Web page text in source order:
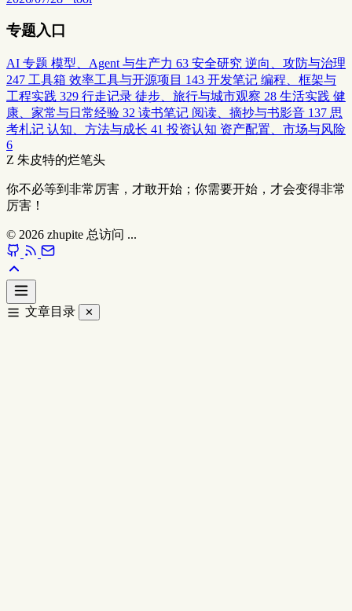
专题入口
AI 专题 模型、Agent 与生产力 63 安全研究 逆向、攻防与治理
247 工具箱 效率工具与开源项目 143 开发笔记 编程、框架与
工程实践 329 行走记录 徒步、旅行与城市观察 28 生活实践 健
康、家常与日常经验 32 读书笔记 阅读、摘抄与书影音 137 思
考札记 认知、方法与成长 41 投资认知 资产配置、市场与风险
6
Z 朱皮特的烂笔头
你不必等到非常厉害，才敢开始；你需要开始，才会变得非常
厉害！
© 2026 zhupite 总访问 ...
文章目录 ✕